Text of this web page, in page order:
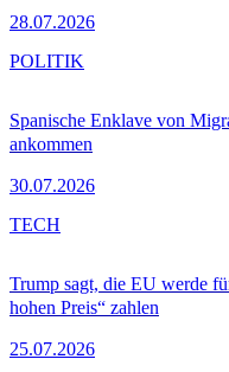
28.07.2026
Spanische Enklave von
ankommen
30.07.2026
POLITIK
Trump sagt, die EU werde
hohen Preis“ zahlen
25.07.2026
TECH